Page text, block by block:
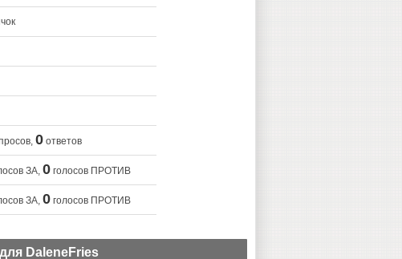
0 ответов
ЗА, 0 голосов ПРОТИВ
ЗА, 0 голосов ПРОТИВ
DaleneFries